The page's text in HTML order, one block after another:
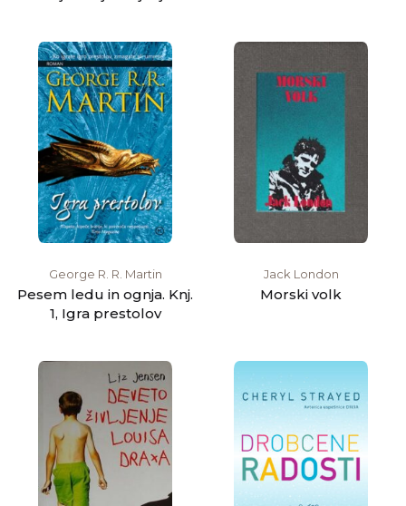
George R. R. Martin
Pesem ledu in ognja. Knj.
1, Igra prestolov
Jack London
Morski volk